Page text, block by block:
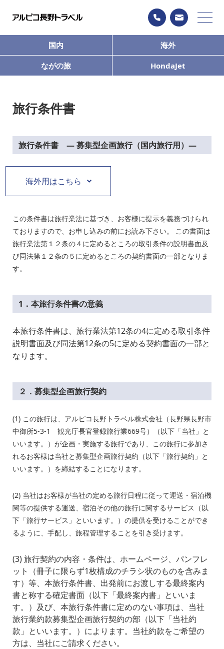
国内 海外
ながの旅 HondaJet
旅行条件書
旅行条件書 ― 募集型企画旅行（国内旅行用）―
海外用はこちら
この条件書は旅行業法に基づき、お客様に提示を義務づけられ
ておりますので、お申し込みの前にお読み下さい。 この書面は
旅行業法第１２条の４に定めるところの取引条件の説明書面及
び同法第１２条の５に定めるところの契約書面の一部となりま
す。
1．本旅行条件書の意義
本旅行条件書は、旅行業法第12条の4に定める取引条件
説明書面及び同法第12条の5に定める契約書面の一部と
なります。
２．募集型企画旅行契約
(1) この旅行は、アルピコ長野トラベル株式会社（長野県長野市
中御所5-3-1 観光庁長官登録旅行業669号）（以下「当社」と
いいます。）が企画・実施する旅行であり、この旅行に参加さ
れるお客様は当社と募集型企画旅行契約（以下「旅行契約」と
いいます。）を締結することになります。
(2) 当社はお客様が当社の定める旅行日程に従って運送・宿泊機
関等の提供する運送、宿泊その他の旅行に関するサービス（以
下「旅行サービス」といいます。）の提供を受けることができ
るように、手配し、旅程管理することを引き受けます。
(3) 旅行契約の内容・条件は、ホームページ、パンフレ
ット（冊子に限らず1枚構成のチラシ状のものを含みま
す）等、本旅行条件書、出発前にお渡しする最終案内
書と称する確定書面（以下「最終案内書」といいま
す。）及び、本旅行条件書に定めのない事項は、当社
旅行業約款募集型企画旅行契約の部（以下「当社約
款」といいます。）によります。当社約款をご希望の
方は、当社にご請求ください。